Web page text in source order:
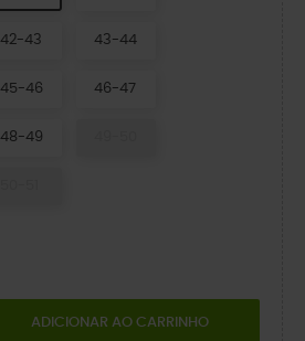
42-43 43-44
45-46 46-47
48-49
ADICIONAR AO CARRINHO